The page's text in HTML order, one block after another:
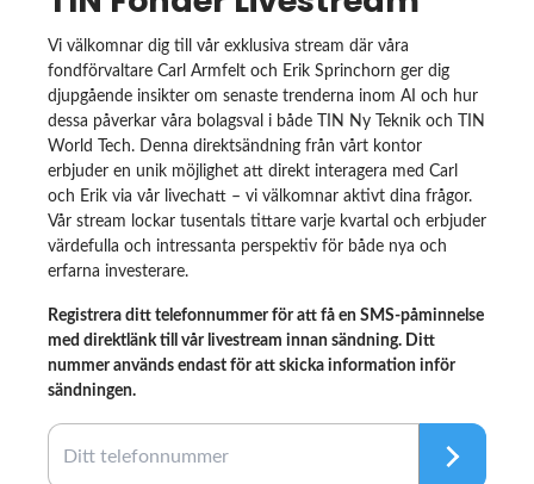
Vi välkomnar dig till vår exklusiva stream där våra
fondförvaltare Carl Armfelt och Erik Sprinchorn ger dig
djupgående insikter om senaste trenderna inom AI och hur
dessa påverkar våra bolagsval i både TIN Ny Teknik och TIN
World Tech. Denna direktsändning från vårt kontor
erbjuder en unik möjlighet att direkt interagera med Carl
och Erik via vår livechatt – vi välkomnar aktivt dina frågor.
Vår stream lockar tusentals tittare varje kvartal och erbjuder
värdefulla och intressanta perspektiv för både nya och
erfarna investerare.
Registrera ditt telefonnummer för att få en SMS-påminnelse
med direktlänk till vår livestream innan sändning. Ditt
nummer används endast för att skicka information inför
sändningen.